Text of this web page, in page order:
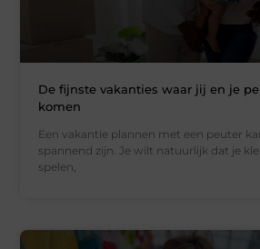
De fijnste vakanties waar jij en je
komen
Een vakantie plannen met een peuter
spannend zijn. Je wilt natuurlijk dat je
spelen,